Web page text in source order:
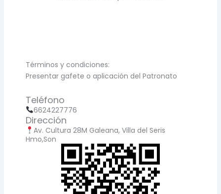
Términos y condiciones:
Presentar gafete o aplicación del Patronato
Teléfono
6624227776
Dirección
Av. Cultura 28M Galeana, Villa del Seris
Hmo,Son